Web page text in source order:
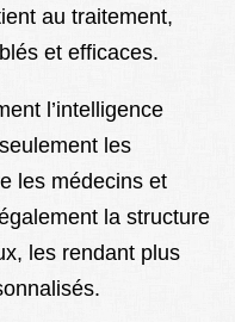
au traitement,
et efficaces.
l’intelligence
les
les médecins et
la structure
les rendant plus